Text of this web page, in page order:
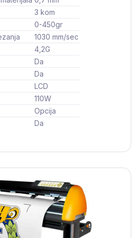
3 kom
0-450gr
1030 mm/sec
4,2G
Da
Da
LCD
110W
Opcija
Da